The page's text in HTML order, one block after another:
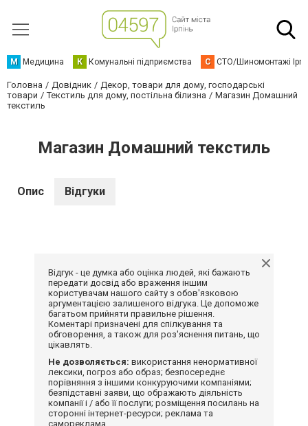
М Медицина К Комунальні підприємства С СТО/Шиномонтажі
Головна Довідник
Декор, товари для дому, господарські
товари
Текстиль для дому, постільна білизна
Магазин Домашний
текстиль
Магазин Домашний текстиль
Опис Відгуки
Відгук - це думка або оцінка людей, які бажають
передати досвід або враження іншим
користувачам нашого сайту з обов'язковою
аргументацією залишеного відгука. Це допоможе
багатьом прийняти правильне рішення.
Коментарі призначені для спілкування та
обговорення, а також для роз'яснення питань, що
цікавлять.
Не дозволяється: використання ненормативної
лексики, погроз або образ; безпосереднє
порівняння з іншими конкуруючими компаніями;
безпідставні заяви, що ображають діяльність
компанії і / або її послуги; розміщення посилань на
сторонні інтернет-ресурси; реклама та
самореклама.